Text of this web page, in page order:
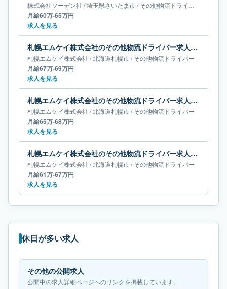
株式会社ソーデン社 /埼玉県さいたま市/その他物流ドライバー
月給60万-65万円
求人を見る
札幌エムケイ株式会社のその他物流ドライバー求人｜北海道札幌市｜月給67万-69万円
札幌エムケイ株式会社 /北海道札幌市/その他物流ドライバー
月給67万-69万円
求人を見る
札幌エムケイ株式会社のその他物流ドライバー求人｜北海道札幌市｜月給65万-68万円
札幌エムケイ株式会社 /北海道札幌市/その他物流ドライバー
月給65万-68万円
求人を見る
札幌エムケイ株式会社のその他物流ドライバー求人｜北海道札幌市｜月給61万-67万円
札幌エムケイ株式会社 /北海道札幌市/その他物流ドライバー
月給61万-67万円
求人を見る
休日が多い求人
その他の公開求人
公開中の求人詳細ページへのリンクを掲載しています。